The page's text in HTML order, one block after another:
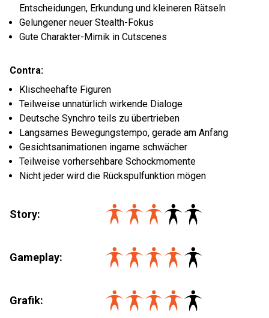
Entscheidungen, Erkundung und kleineren Rätseln
Gelungener neuer Stealth-Fokus
Gute Charakter-Mimik in Cutscenes
Contra:
Klischeehafte Figuren
Teilweise unnatürlich wirkende Dialoge
Deutsche Synchro teils zu übertrieben
Langsames Bewegungstempo, gerade am Anfang
Gesichtsanimationen ingame schwächer
Teilweise vorhersehbare Schockmomente
Nicht jeder wird die Rückspulfunktion mögen
Story:
Gameplay:
Grafik: